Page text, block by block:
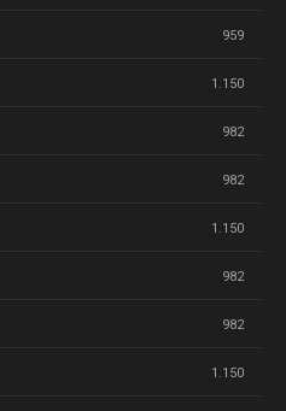
959
1.150
982
982
1.150
982
982
1.150